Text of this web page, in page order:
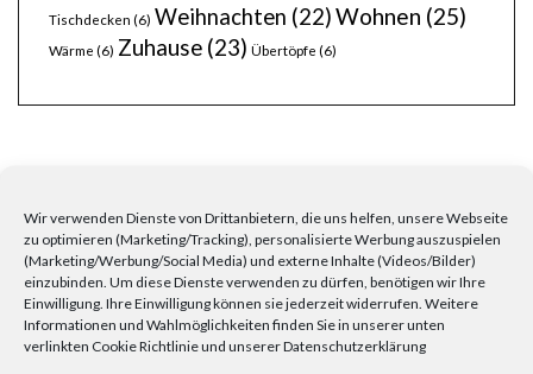
Wir verwenden Dienste von Drittanbietern, die uns helfen, unsere Webseite
zu optimieren (Marketing/Tracking), personalisierte Werbung auszuspielen
(Marketing/Werbung/Social Media) und externe Inhalte (Videos/Bilder)
einzubinden. Um diese Dienste verwenden zu dürfen, benötigen wir Ihre
Einwilligung. Ihre Einwilligung können sie jederzeit widerrufen. Weitere
Informationen und Wahlmöglichkeiten finden Sie in unserer unten
verlinkten Cookie Richtlinie und unserer Datenschutzerklärung
Tischdecken (6) Weihnachten (22)Wohnen (25)
Wärme (6) Zuhause (23) Übertöpfe (6)
FRAGEN, ANREGUNGEN, WÜNSCHE?